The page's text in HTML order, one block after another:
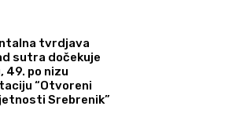
tvrdjava
sutra dočekuje
49. po nizu
“Otvoreni
Srebrenik”